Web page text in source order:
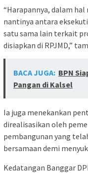
“Harapannya, dalam
nantinya antara
satu sama lain terkait
disiapkan di RPJMD,”
BACA JUGA: BPN
Pangan di Kalsel
Ia juga menekankan
direalisasikan oleh
pembangunan yang
bersamaan demi
Kedatangan Banggar